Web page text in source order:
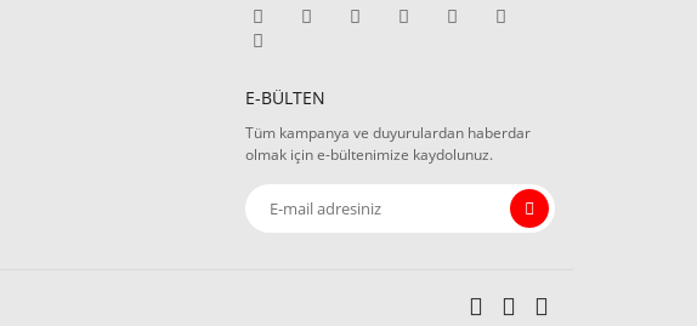
E-BÜLTEN
Tüm kampanya ve duyurulardan haberdar
olmak için e-bültenimize kaydolunuz.